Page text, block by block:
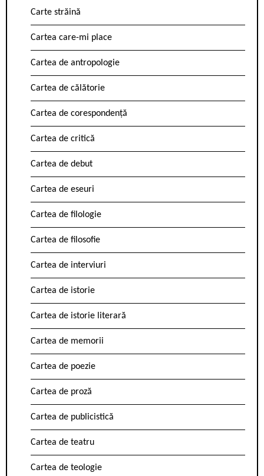
Carte străină
Cartea care-mi place
Cartea de antropologie
Cartea de călătorie
Cartea de corespondență
Cartea de critică
Cartea de debut
Cartea de eseuri
Cartea de filologie
Cartea de filosofie
Cartea de interviuri
Cartea de istorie
Cartea de istorie literară
Cartea de memorii
Cartea de poezie
Cartea de proză
Cartea de publicistică
Cartea de teatru
Cartea de teologie